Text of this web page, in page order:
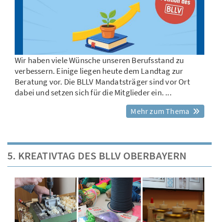
Wir haben viele Wünsche unseren Berufsstand zu
verbessern. Einige liegen heute dem Landtag zur
Beratung vor. Die BLLV Mandatsträger sind vor Ort
dabei und setzen sich für die Mitglieder ein. ...
Mehr zum Thema
5. KREATIVTAG DES BLLV OBERBAYERN